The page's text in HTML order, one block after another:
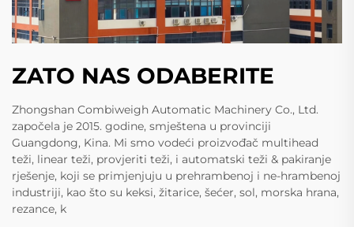
ZATO NAS ODABERITE
Zhongshan Combiweigh Automatic Machinery Co., Ltd.
započela je 2015. godine, smještena u provinciji
Guangdong, Kina. Mi smo vodeći proizvođač multihead
teži, linear teži, provjeriti teži, i automatski teži & pakiranje
rješenje, koji se primjenjuju u prehrambenoj i ne-hrambenoj
industriji, kao što su keksi, žitarice, šećer, sol, morska hrana,
rezance, k